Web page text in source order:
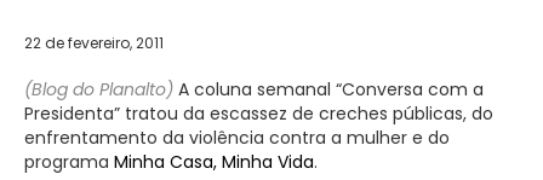
22 de fevereiro, 2011
(Blog do Planalto) A coluna semanal “Conversa com a
Presidenta” tratou da escassez de creches públicas, do
enfrentamento da violência contra a mulher e do
programa Minha Casa, Minha Vida.